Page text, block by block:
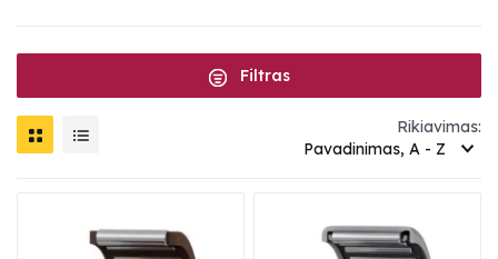
Filtras
Rikiavimas:
Pavadinimas, A - Z